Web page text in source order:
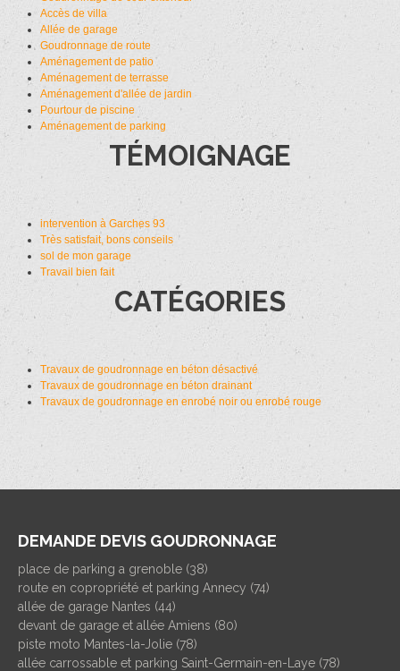
Accès de villa
Allée de garage
Goudronnage de route
Aménagement de patio
Aménagement de terrasse
Aménagement d'allée de jardin
Pourtour de piscine
Aménagement de parking
TÉMOIGNAGE
intervention à Garches 93
Très satisfait, bons conseils
sol de mon garage
Travail bien fait
CATÉGORIES
Travaux de goudronnage en béton désactivé
Travaux de goudronnage en béton drainant
Travaux de goudronnage en enrobé noir ou enrobé rouge
DEMANDE DEVIS GOUDRONNAGE
place de parking a grenoble (38)
route en copropriété et parking Annecy (74)
allée de garage Nantes (44)
devant de garage et allée Amiens (80)
piste moto Mantes-la-Jolie (78)
allée carrossable et parking Saint-Germain-en-Laye (78)